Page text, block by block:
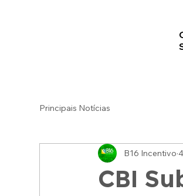
Principais Notícias
CBI
B16 Incentivo